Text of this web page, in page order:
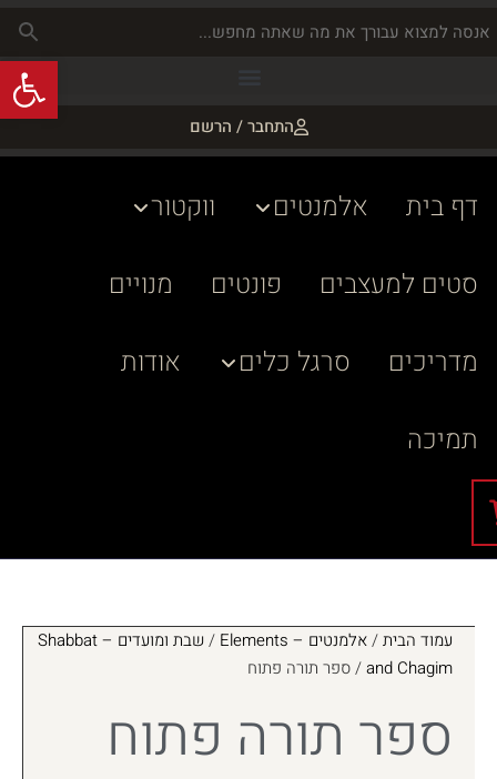
התחבר / הרשם
דף בית אלמנטים
ווקטור
סטים למעצבים
פונטים
מנויים
מדריכים
סרגל כלים
אודות
תמיכה
עמוד הבית/אלמנטים – Elements /
שבת ומועדים – Shabbat
and Chagim/ ספר תורה פתוח
ספר תורה פתוח